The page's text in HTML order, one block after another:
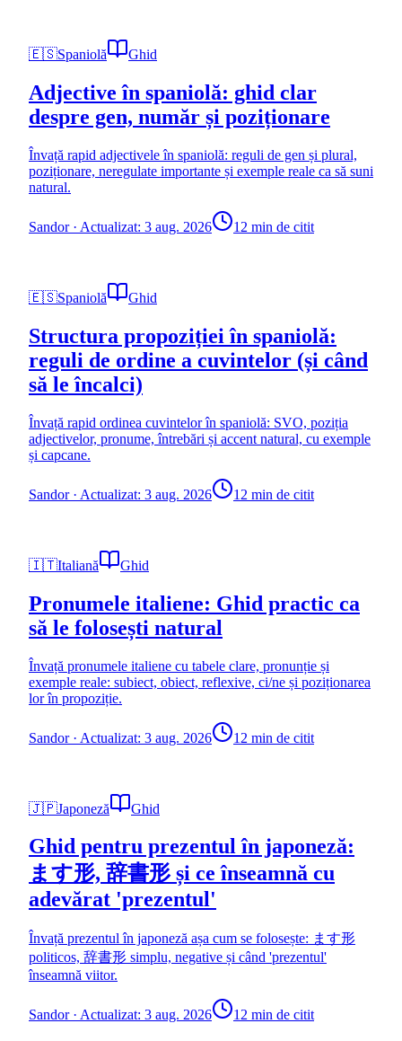
🇪🇸Spaniolă Ghid
Adjective în spaniolă: ghid clar
despre gen, număr și poziționare
Învață rapid adjectivele în spaniolă: reguli de gen și plural,
poziționare, neregulate importante și exemple reale ca să suni
natural.
Sandor· Actualizat: 3 aug. 2026 12 min de citit
🇪🇸Spaniolă Ghid
Structura propoziției în spaniolă:
reguli de ordine a cuvintelor (și când
să le încalci)
Învață rapid ordinea cuvintelor în spaniolă: SVO, poziția
adjectivelor, pronume, întrebări și accent natural, cu exemple
și capcane.
Sandor· Actualizat: 3 aug. 2026 12 min de citit
🇮🇹Italiană Ghid
Pronumele italiene: Ghid practic ca
să le folosești natural
Învață pronumele italiene cu tabele clare, pronunție și
exemple reale: subiect, obiect, reflexive, ci/ne și poziționarea
lor în propoziție.
Sandor· Actualizat: 3 aug. 2026 12 min de citit
🇯🇵Japoneză Ghid
Ghid pentru prezentul în japoneză:
ます形, 辞書形 și ce înseamnă cu
adevărat 'prezentul'
Învață prezentul în japoneză așa cum se folosește: ます形
politicos, 辞書形 simplu, negative și când 'prezentul'
înseamnă viitor.
Sandor· Actualizat: 3 aug. 2026 12 min de citit